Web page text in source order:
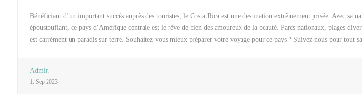
Bénéficiant d’un important succès auprès des touristes, le Costa Rica est une destination extrêmement prisée. Avec sa
époustouflant, ce pays d’Amérique centrale est le rêve de bien des amoureux de la beauté. Parcs nationaux, plages
est carrément un paradis sur terre. Souhaitez-vous mieux préparer votre voyage pour ce pays ? Suivez-nous pour tout
liberté et la flexibilité peuvent également justifier la location d’un véhicule pendant votre séjour au Costa Rica. En
touristiques, il existe d’innombrables trouvailles qui sont simples d’accès avec une voiture louée. Surtout, vous aurez
Admin
1. Sep 2023